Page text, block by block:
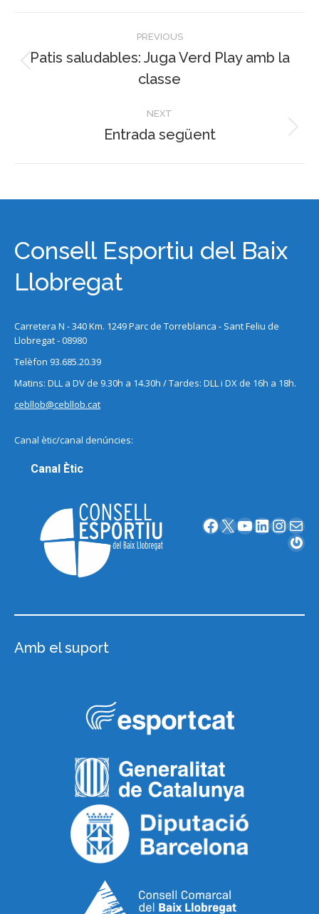
navigation
PREVIOUS
Previous
post:
Patis saludables: Juga Verd Play amb la
classe
NEXT
Next
Entrada següent
Consell Esportiu del Baix
Llobregat
Carretera N - 340 Km. 1249 Parc de Torreblanca - Sant Feliu de
Llobregat - 08980
Telèfon 93.685.20.39
Matins: DLL a DV de 9.30h a 14.30h / Tardes: DLL i DX de 16h a 18h.
cebllob@cebllob.cat
Canal ètic/canal denúncies:
Canal Ètic
Facebook X YouTube LinkedIn InstagramCorreu electrònic
Gravatar
Amb el suport